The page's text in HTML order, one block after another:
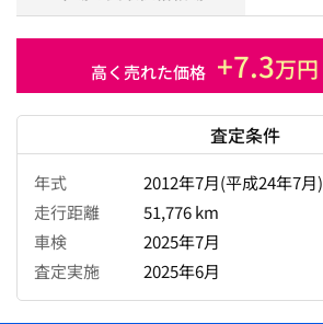
高く売れた価格 +7.3万円
査定条件
年式
2012年7月(平成24年7月)
走行距離
51,776 km
車検
2025年7月
査定実施
2025年6月